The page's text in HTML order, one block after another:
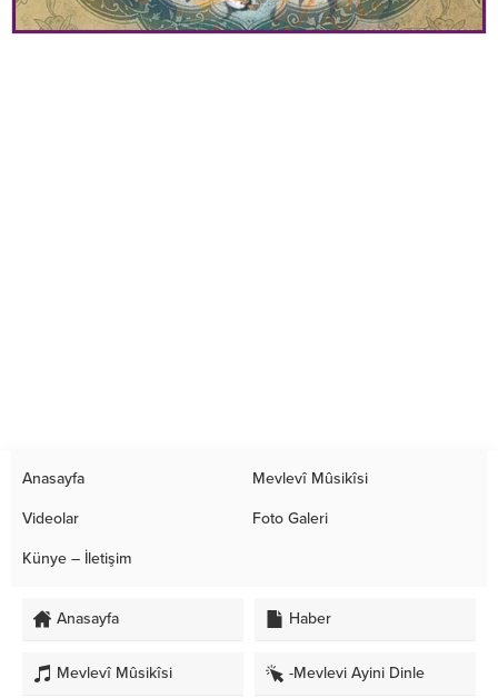
Anasayfa Mevlevî Mûsikîsi
Videolar Foto Galeri
Künye – İletişim
Anasayfa Haber
Mevlevî Mûsikîsi -Mevlevi Ayini Dinle